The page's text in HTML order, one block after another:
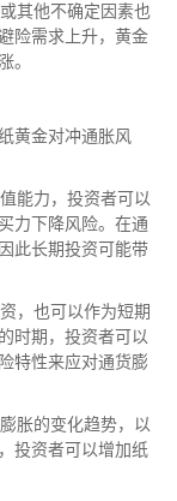
其他不确定因素也
险需求上升，黄金
。
黄金对冲通胀风
能力，投资者可以
力下降风险。在通
此长期投资可能带
，也可以作为短期
时期，投资者可以
特性来应对通货膨
胀的变化趋势，以
投资者可以增加纸